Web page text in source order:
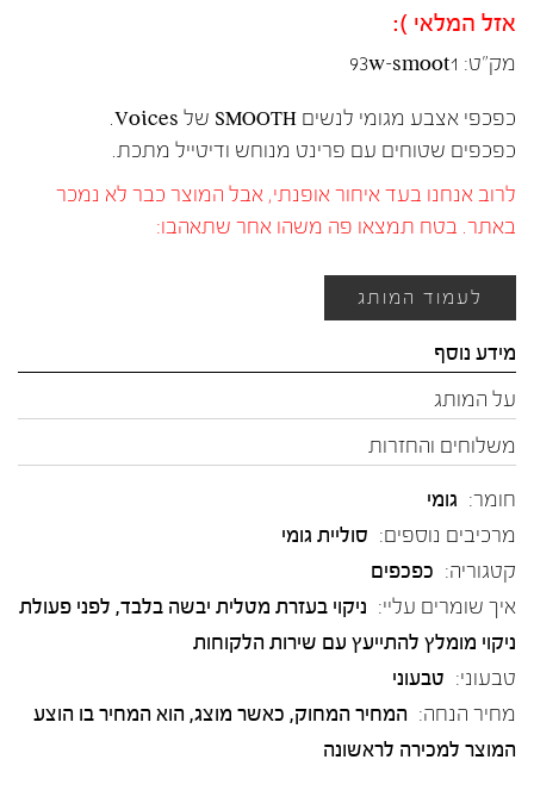
אזל המלאי ):
מק"ט: 93w-smoot1
כפכפי אצבע מגומי לנשים SMOOTH של Voices.
כפכפים שטוחים עם פרינט מנוחש ודיטייל מתכת.
לרוב אנחנו בעד איחור אופנתי, אבל המוצר כבר לא נמכר
באתר. בטח תמצאו פה משהו אחר שתאהבו:
לעמוד המותג
מידע נוסף
על המותג
משלוחים והחזרות
חומר: גומי
מרכיבים נוספים: סוליית גומי
קטגוריה: כפכפים
איך שומרים עליי: ניקוי בעזרת מטלית יבשה בלבד, לפני פעולת
ניקוי מומלץ להתייעץ עם שירות הלקוחות
טבעוני: טבעוני
מחיר הנחה: המחיר המחוק, כאשר מוצג, הוא המחיר בו הוצע
המוצר למכירה לראשונה